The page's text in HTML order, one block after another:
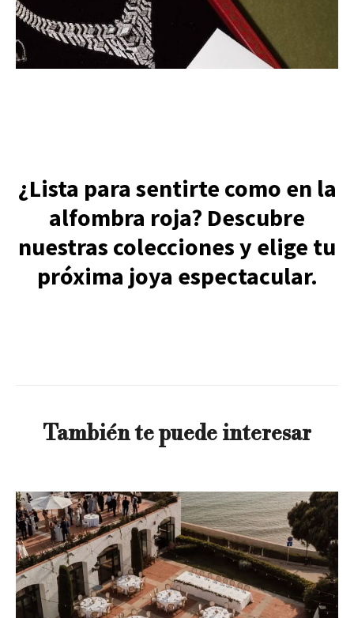
¿Lista para sentirte como en la
alfombra roja? Descubre
nuestras colecciones y elige tu
próxima joya espectacular.
También te puede interesar